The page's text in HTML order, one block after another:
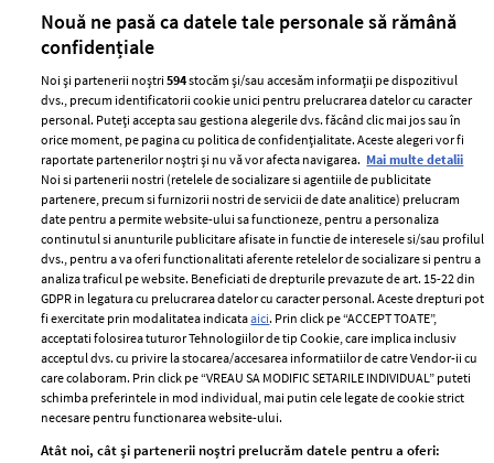
Situația neplăcută prin care a trecut
Anca Serea în timpul călătoriei cu
trenul în Italia, alături de copii: "Suntem
șocați, nu știm ce putem să facem..."
PEOPLE 06 august 2026
Anca Serea a povestit pe rețelele de socializare o situație
extrem de neplăcută prin care ea și copiii ei au trecut.
+ MAI MULTE
MAI MULTE ARTICOLE
Nouă ne pasă ca datele tale personale să rămână
confidențiale
Noi și partenerii noștri594stocăm și/sau accesăm informații pe dispozitivul
dvs., precum identificatorii cookie unici pentru prelucrarea datelor cu caracter
personal. Puteți accepta sau gestiona alegerile dvs. făcând clic mai jos sau în
orice moment, pe pagina cu politica de confidențialitate. Aceste alegeri vor fi
raportate partenerilor noștri și nu vă vor afecta navigarea. Mai multe detalii
Noi si partenerii nostri (retelele de socializare si agentiile de publicitate
partenere, precum si furnizorii nostri de servicii de date analitice) prelucram
date pentru a permite website-ului sa functioneze, pentru a personaliza
continutul si anunturile publicitare afisate in functie de interesele si/sau profilul
dvs., pentru a va oferi functionalitati aferente retelelor de socializare si pentru a
analiza traficul pe website. Beneficiati de drepturile prevazute de art. 15-22 din
GDPR in legatura cu prelucrarea datelor cu caracter personal. Aceste drepturi pot
fi exercitate prin modalitatea indicataaici. Prin click pe “ACCEPT TOATE”,
acceptati folosirea tuturor Tehnologiilor de tip Cookie, care implica inclusiv
acceptul dvs. cu privire la stocarea/accesarea informatiilor de catre Vendor-ii cu
care colaboram. Prin click pe “VREAU SA MODIFIC SETARILE INDIVIDUAL” puteti
schimba preferintele in mod individual, mai putin cele legate de cookie strict
necesare pentru functionarea website-ului.
Atât noi, cât și partenerii noștri prelucrăm datele pentru a oferi: